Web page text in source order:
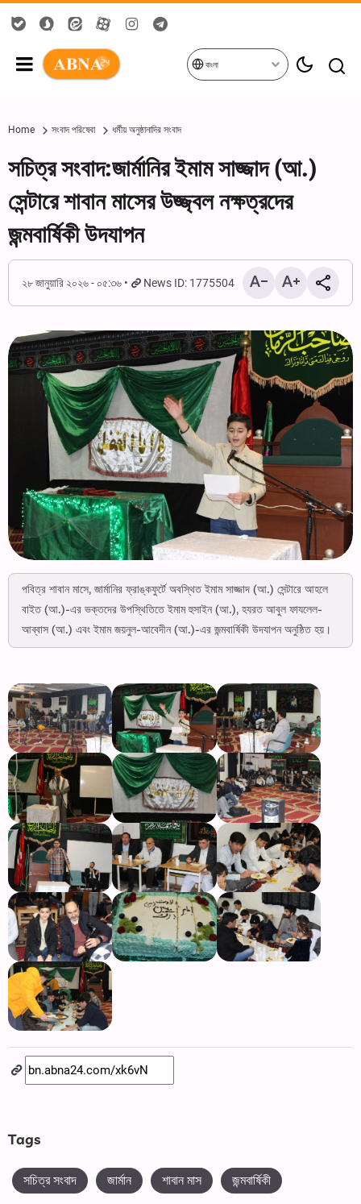
বাংলা
Home সংবাদ পরিষেবা ধর্মীয় অনুষ্ঠানাদির সংবাদ
সচিত্র সংবাদ:জার্মানির ইমাম সাজ্জাদ (আ.)
সেন্টারে শাবান মাসের উজ্জ্বল নক্ষত্রদের
জন্মবার্ষিকী উদযাপন
২৮ জানুয়ারি ২০২৬ - ০৫:৩৬ News ID: 1775504
পবিত্র শাবান মাসে, জার্মানির ফ্রাঙ্কফুর্টে অবস্থিত ইমাম সাজ্জাদ (আ.) সেন্টারে আহলে
বাইত (আ.)-এর ভক্তদের উপস্থিতিতে ইমাম হুসাইন (আ.), হযরত আবুল ফাযলেল-
আব্বাস (আ.) এবং ইমাম জয়নুল-আবেদীন (আ.)-এর জন্মবার্ষিকী উদযাপন অনুষ্ঠিত হয়।
Tags
সচিত্র সংবাদ জার্মান শাবান মাস জন্মবার্ষিকী